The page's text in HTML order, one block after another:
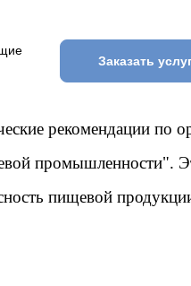
Заказать
рекомендации по
промышленности".
пищевой